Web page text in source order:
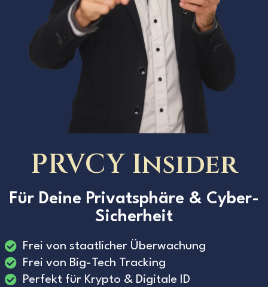
PRVCY Insider
Für Deine Privatsphäre & Cyber-
Sicherheit
Frei von staatlicher Überwachung
Frei von Big-Tech Tracking
Perfekt für Krypto & Digitale ID